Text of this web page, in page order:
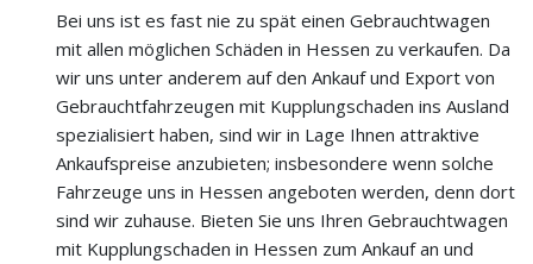
Bei uns ist es fast nie zu spät einen Gebrauchtwagen
mit allen möglichen Schäden in Hessen zu verkaufen. Da
wir uns unter anderem auf den Ankauf und Export von
Gebrauchtfahrzeugen mit Kupplungschaden ins Ausland
spezialisiert haben, sind wir in Lage Ihnen attraktive
Ankaufspreise anzubieten; insbesondere wenn solche
Fahrzeuge uns in Hessen angeboten werden, denn dort
sind wir zuhause. Bieten Sie uns Ihren Gebrauchtwagen
mit Kupplungschaden in Hessen zum Ankauf an und